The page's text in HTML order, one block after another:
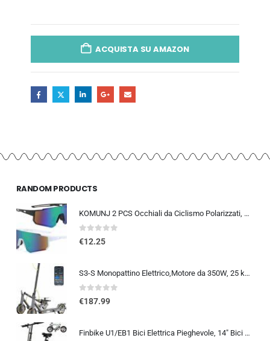
ACQUISTA SU AMAZON
RANDOM PRODUCTS
KOMUNJ 2 PCS Occhiali da Ciclismo Polarizzati, Occhiali da Sole Sportivi, Occhiali da Ciclismo Polarizzati da Uomo e Donna, A
0out of 5
€12.25
S3-S Monopattino Elettrico,Motore da 350W, 25 km/h, 30-35KM di Autonomia, Turn Signal, 8.5″ Scooter Elettrico Pieghevole y…
0out of 5
€187.99
Finbike U1/EB1 Bici Elettrica Pieghevole, 14″ Bici Elettrica da 280.8 WH Batteria, Autonomia di 40 KM, Motore 250W, E-Bike…